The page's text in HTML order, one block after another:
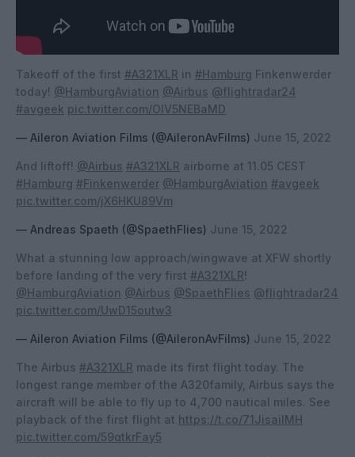
Takeoff of the first #A321XLR in #Hamburg Finkenwerder
today! @HamburgAviation @Airbus @flightradar24
#avgeek pic.twitter.com/OlV5NEBaMD
— Aileron Aviation Films (@AileronAvFilms) June 15, 2022
And liftoff! @Airbus #A321XLR airborne at 11.05 CEST
#Hamburg #Finkenwerder @HamburgAviation #avgeek
pic.twitter.com/jX6HKU89Vm
— Andreas Spaeth (@SpaethFlies) June 15, 2022
What a stunning low approach/wingwave at XFW shortly
before landing of the very first #A321XLR!
@HamburgAviation @Airbus @SpaethFlies @flightradar24
pic.twitter.com/UwD15outw3
— Aileron Aviation Films (@AileronAvFilms) June 15, 2022
The Airbus #A321XLR made its first flight today. The
longest range member of the A320family, Airbus says the
aircraft will be able to fly up to 4,700 nautical miles. See
playback of the first flight at https://t.co/71JisailMH
pic.twitter.com/59qtkrFay5